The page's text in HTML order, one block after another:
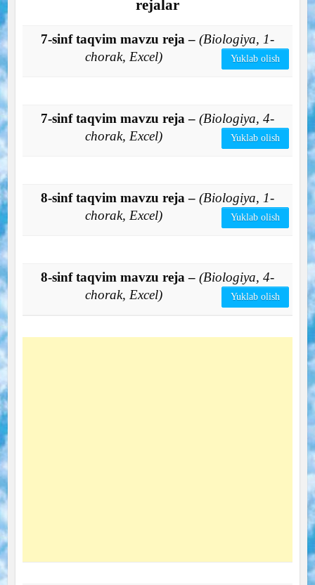
rejalar
7-sinf taqvim mavzu reja – (Biologiya, 1-
chorak, Excel)
Yuklab olish
7-sinf taqvim mavzu reja – (Biologiya, 4-
chorak, Excel)
Yuklab olish
8-sinf taqvim mavzu reja – (Biologiya, 1-
chorak, Excel)
Yuklab olish
8-sinf taqvim mavzu reja – (Biologiya, 4-
chorak, Excel)
Yuklab olish